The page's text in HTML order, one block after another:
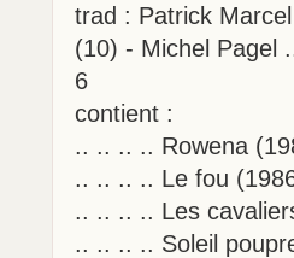
trad : Patrick
(10) - Michel Pagel
6
contient :
.. .. .. .. Rowena
.. .. .. .. Le fou
.. .. .. .. Les
.. .. .. .. Soleil